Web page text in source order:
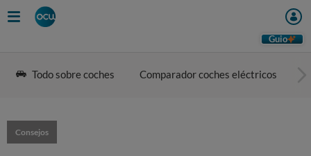
Guio
Todo sobre coches Comparador coches eléctricos
Consejos